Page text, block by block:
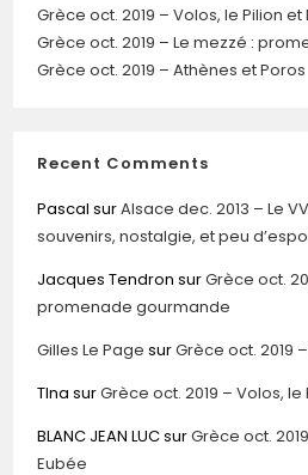
Grèce oct. 2019 – Volos, le Pilion et
Grèce oct. 2019 – Le mezzé :
Grèce oct. 2019 – Athènes et Poros
Recent Comments
Pascal surAlsace dec. 2013 – Le
souvenirs, nostalgie, et peu
Jacques Tendron surGrèce oct.
promenade gourmande
Gilles Le Page surGrèce oct. 2019
TIna surGrèce oct. 2019 – Volos, le
BLANC JEAN LUCsurGrèce oct.
Eubée